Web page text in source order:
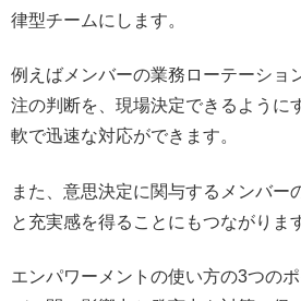
律型チームにします。
例えばメンバーの業務ローテーショ
注の判断を、現場決定できるように
軟で迅速な対応ができます。
また、意思決定に関与するメンバー
と充実感を得ることにもつながりま
エンパワーメントの使い方の3つの